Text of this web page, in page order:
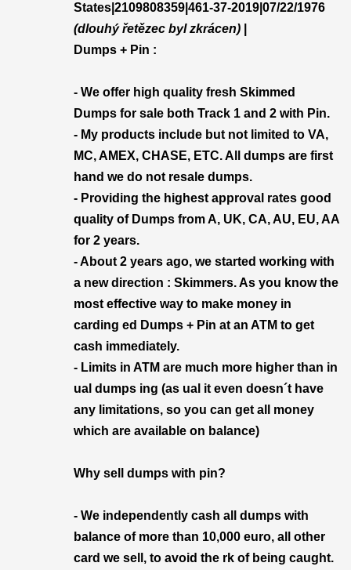
States|2109808359|461-37-2019|07/22/1976
(dlouhý řetězec byl zkrácen)
Dumps + Pin :
- We offer high quality fresh Skimmed
Dumps for sale both Track 1 and 2 with Pin.
- My products include but not limited to VA,
MC, AMEX, CHASE, ETC. All dumps are first
hand we do not resale dumps.
- Providing the highest approval rates good
quality of Dumps from A, UK, CA, AU, EU, AA
for 2 years.
- About 2 years ago, we started working with
a new direction : Skimmers. As you know the
most effective way to make money in
carding ed Dumps + Pin at an ATM to get
cash immediately.
- Limits in ATM are much more higher than in
ual dumps ing (as ual it even doesn´t have
any limitations, so you can get all money
which are available on balance)
Why sell dumps with pin?
- We independently cash all dumps with
balance of more than 10,000 euro, all other
card we sell, to avoid the rk of being caught.